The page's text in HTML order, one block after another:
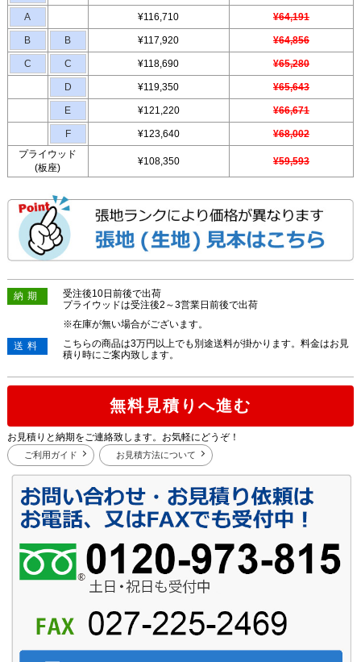
A ¥116,710 ¥64,191
B B ¥117,920 ¥64,856
C C ¥118,690 ¥65,280
D ¥119,350 ¥65,643
E ¥121,220 ¥66,671
F ¥123,640
¥68,002
プライウッド
(板座)
¥108,350 ¥59,593
納期
受注後10日前後で出荷
プライウッドは受注後2～3営業日前後で出荷
※在庫が無い場合がございます。
送料
こちらの商品は3万円以上でも別途送料が掛かります。料金はお見
積り時にご案内致します。
無料見積りへ進む
お見積りと納期をご連絡致します。お気軽にどうぞ！
ご利用ガイド お見積方法について